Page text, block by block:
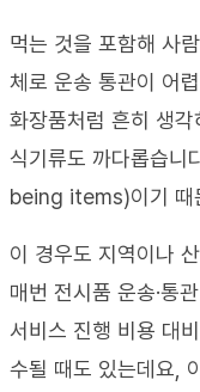
먹는 것을 포함해 사
체로 운송 통관이 어
화장품처럼 흔히 생
식기류도 까다롭습니
being items)이기 때
이 경우도 지역이나
매번 전시품 운송·통
서비스 진행 비용 대
수될 때도 있는데요